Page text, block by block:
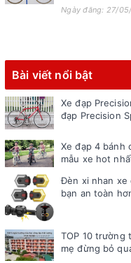
Ngày đăng: 27/
Bài viết nổi bật
Xe đạp
đạp Precision
Xe đạp 4 bánh
mẫu xe hot
Đèn xi nhan xe
bạn an toàn
TOP 10 trường
mẹ đừng bỏ